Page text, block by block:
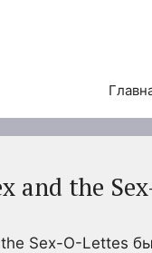
and the
Sex-O-Lettes